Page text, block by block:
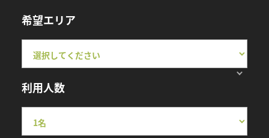
希望エリア
利用人数